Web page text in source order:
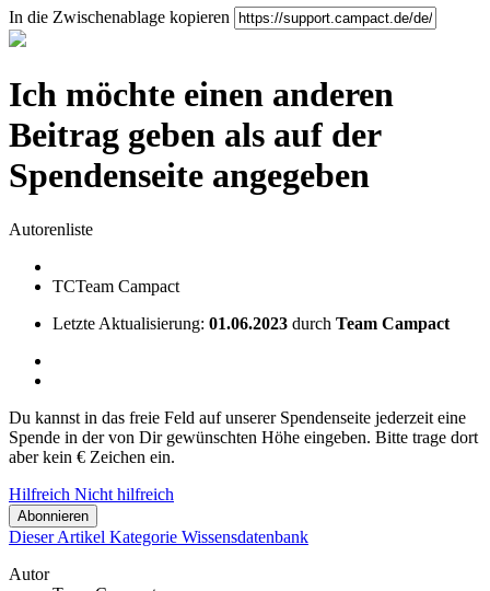
In die Zwischenablage kopieren
Ich möchte einen anderen
Beitrag geben als auf der
Spendenseite angegeben
Autorenliste
TCTeam Campact
Letzte Aktualisierung: 01.06.2023 durch Team Campact
Du kannst in das freie Feld auf unserer Spendenseite jederzeit eine
Spende in der von Dir gewünschten Höhe eingeben. Bitte trage dort
aber kein € Zeichen ein.
Hilfreich Nicht hilfreich
Abonnieren
Dieser Artikel Kategorie Wissensdatenbank
Autor